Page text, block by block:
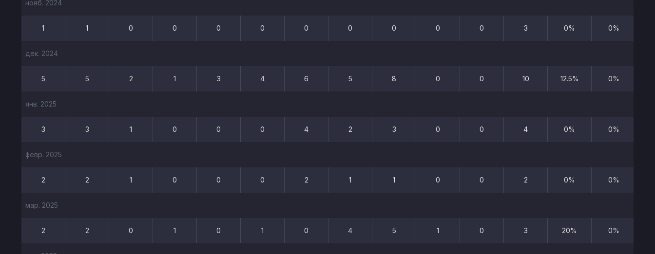
нояб. 2024
1 1 0 0 0 0 0 0 0 0 0 3 0% 0%
дек. 2024
5 5 2 1 3 4 6 5 8 0 0 10 12.5% 0%
янв. 2025
3 3 1 0 0 0 4 2 3 0 0 4 0% 0%
февр. 2025
2 2 1 0 0 0 2 1 1 0 0 2 0% 0%
мар. 2025
2 2 0 1 0 1 0 4 5 1 0 3 20% 0%